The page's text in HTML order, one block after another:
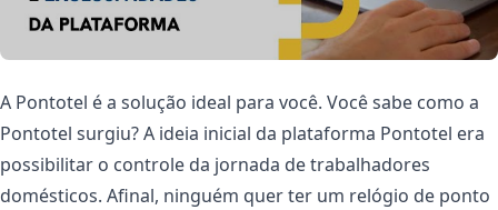
A Pontotel é a solução ideal para você. Você sabe como a
Pontotel surgiu? A ideia inicial da plataforma Pontotel era
possibilitar o controle da jornada de trabalhadores
domésticos. Afinal, ninguém quer ter um relógio de ponto